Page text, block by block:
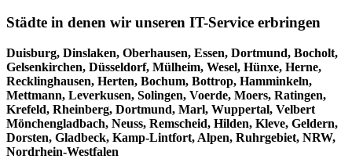
Städte in denen wir unseren IT-Service erbringen
Duisburg, Dinslaken, Oberhausen, Essen, Dortmund, Bocholt,
Gelsenkirchen, Düsseldorf, Mülheim, Wesel, Hünxe, Herne,
Recklinghausen, Herten, Bochum, Bottrop, Hamminkeln,
Mettmann, Leverkusen, Solingen, Voerde, Moers, Ratingen,
Krefeld, Rheinberg, Dortmund, Marl, Wuppertal, Velbert
Mönchengladbach, Neuss, Remscheid, Hilden, Kleve, Geldern,
Dorsten, Gladbeck, Kamp-Lintfort, Alpen, Ruhrgebiet, NRW,
Nordrhein-Westfalen